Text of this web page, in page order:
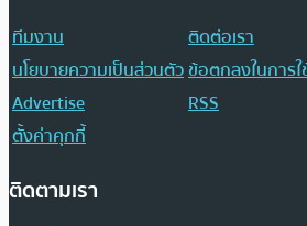
ทีมงาน
ติดต่อเรา
นโยบายความเป็นส่วนตัวข้อตกลงในการ
Advertise
RSS
ตั้งค่าคุกกี้
ติดตามเรา